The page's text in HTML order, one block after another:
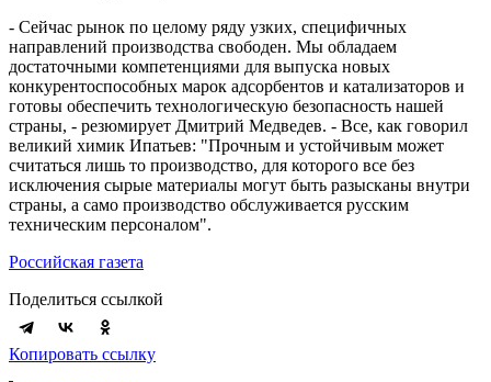
- Сейчас рынок по целому ряду узких, специфичных
направлений производства свободен. Мы обладаем
достаточными компетенциями для выпуска новых
конкурентоспособных марок адсорбентов и катализаторов и
готовы обеспечить технологическую безопасность нашей
страны, - резюмирует Дмитрий Медведев. - Все, как говорил
великий химик Ипатьев: "Прочным и устойчивым может
считаться лишь то производство, для которого все без
исключения сырые материалы могут быть разысканы внутри
страны, а само производство обслуживается русским
техническим персоналом".
Российская газета
Поделиться ссылкой
Копировать ссылку